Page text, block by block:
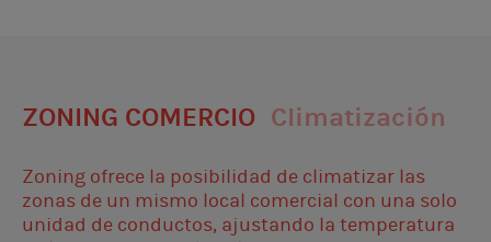
ZONING COMERCIO Climatización
Zoning ofrece la posibilidad de climatizar las
zonas de un mismo local comercial con una solo
unidad de conductos, ajustando la temperatura